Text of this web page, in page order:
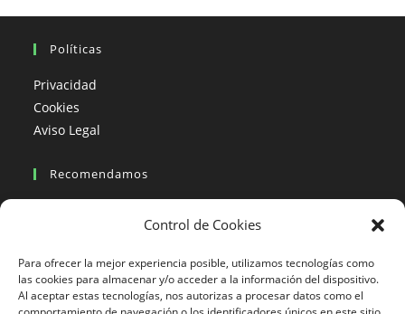
Control de Cookies
Para ofrecer la mejor experiencia posible, utilizamos tecnologías como
las cookies para almacenar y/o acceder a la información del dispositivo.
Al aceptar estas tecnologías, nos autorizas a procesar datos como el
Políticas
Privacidad
Cookies
Aviso Legal
Recomendamos
Viajes en moto organizados
Más Visto